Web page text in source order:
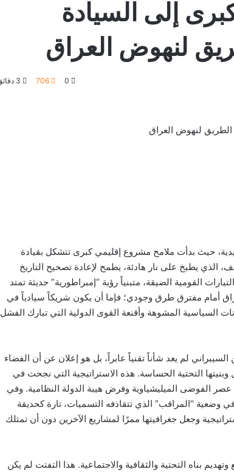
إلى السيادة
لنهوض العراق
0
706
الطريق لنهوض العراق
حيث بدأت ملامح مشروع إقليمي كبرى تتشكل بقيادة
الذي يطبخ على نار هادئة، يطمح لإعادة تصحيح التاريخ
القومية الضيقة، متبنياً رؤية “إمبراطورية” حديثة تمتد
أمام مفترق طرق وجودي؛ فإما أن يكون شريكاً سيادياً في
السياسية المشوهة وأقنعة القوى الدولية التي تبارك الفشل
لم يعد شأناً تقنياً عابراً، بل هو إعلان عن أن الفضاء
التحتية الحساسة. هذه الاستراتيجية التي نجحت في
الفوضى الميليشياوية وفرض هيبة الدولة النظامية. وفي
وضعية “المراقب” الذي تتقاذفه التسميات، تارة كحديقة
وجعل جغرافيتها ممرًا لمشاريع الآخرين دون أن تمتلك
بناه التحتية والثقافية والاجتماعية. هذا التفتت لم يكن